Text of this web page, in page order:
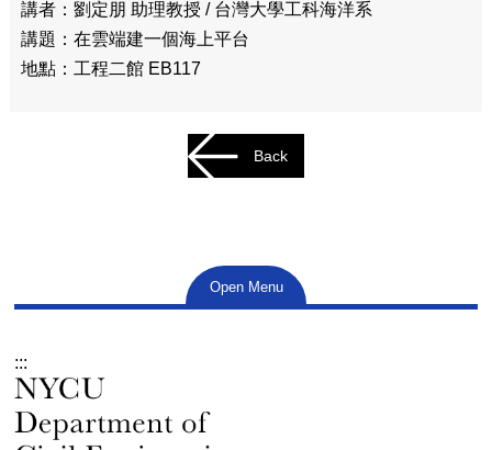
講者：劉定朋 助理教授 / 台灣大學工科海洋系
講題：在雲端建一個海上平台
地點：工程二館 EB117
Back
Open Menu
:::